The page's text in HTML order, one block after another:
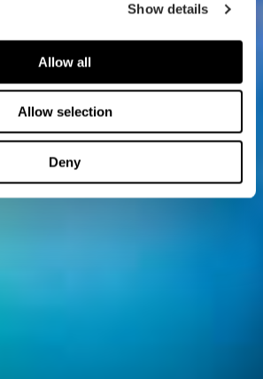
Show details
Allow all
Allow selection
Deny